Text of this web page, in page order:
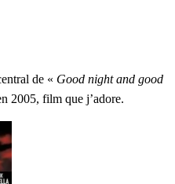
de « Good night and good
2005, film que j’a­dore.